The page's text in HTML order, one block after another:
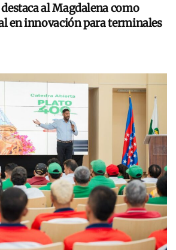
al Magdalena como
en innovación para terminales